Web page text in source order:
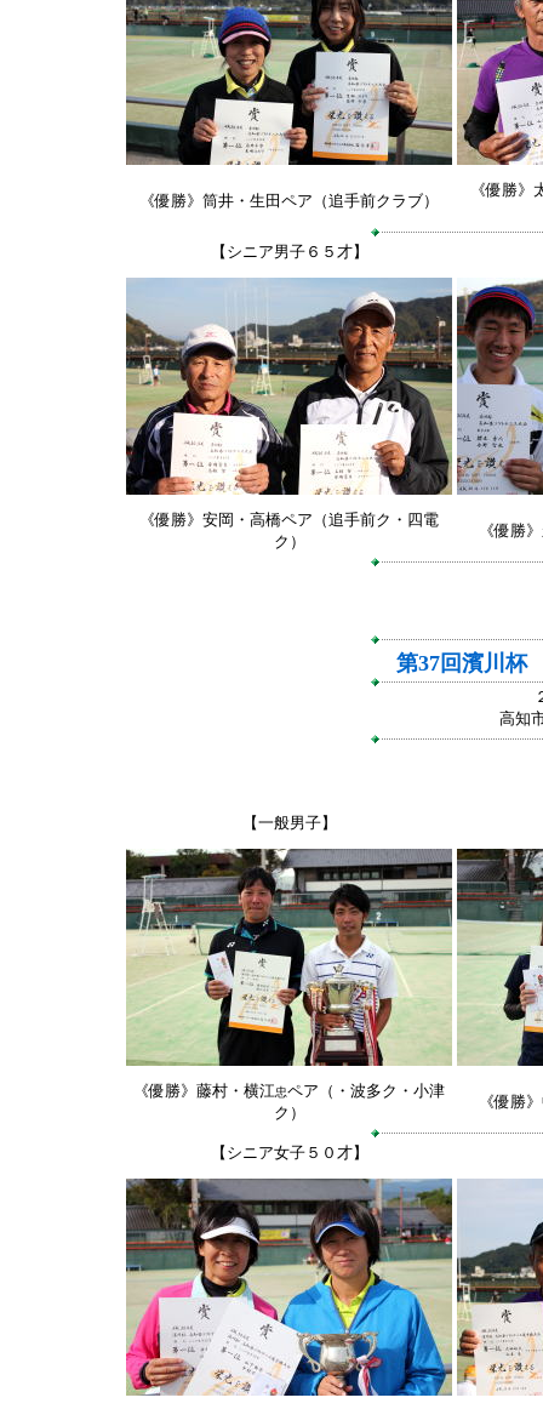
《優勝》筒井・生田ペア（追手前クラブ）
《優勝
【シニア男子６５才】
《優勝》安岡・高橋ペア（追手前ク・四電
ク）
《優勝
第37回濱川杯
高知
【一般男子】
《優勝》藤村・横江忠ペア（・波多ク・小津
ク）
《優勝
【シニア女子５０才】